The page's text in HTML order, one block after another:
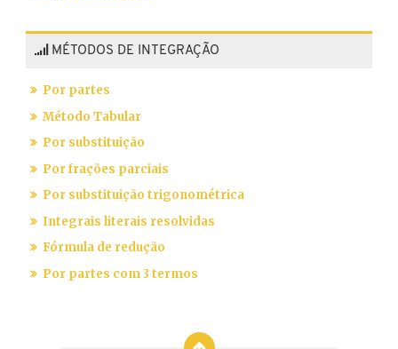
MÉTODOS DE INTEGRAÇÃO
Por partes
Método Tabular
Por substituição
Por frações parciais
Por substituição trigonométrica
Integrais literais resolvidas
Fórmula de redução
Por partes com 3 termos